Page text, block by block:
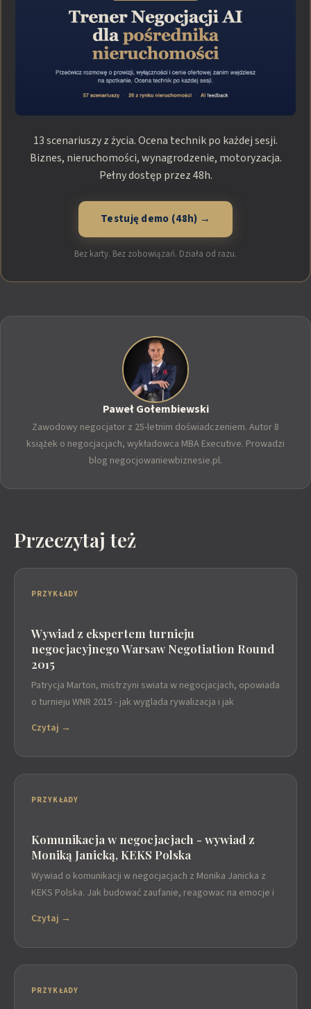
13 scenariuszy z życia. Ocena technik po każdej sesji.
Biznes, nieruchomości, wynagrodzenie, motoryzacja.
Pełny dostęp przez 48h.
Testuję demo (48h) →
Bez karty. Bez zobowiązań. Działa od razu.
Paweł Gołembiewski
Zawodowy negocjator z 25-letnim doświadczeniem. Autor 8
książek o negocjacjach, wykładowca MBA Executive. Prowadzi
blog negocjowaniewbiznesie.pl.
Przeczytaj też
PRZYKŁADY
Wywiad z ekspertem turnieju
negocjacyjnego Warsaw Negotiation Round
2015
Patrycja Marton, mistrzyni swiata w negocjacjach, opowiada
o turnieju WNR 2015 - jak wyglada rywalizacja i jak
Czytaj →
PRZYKŁADY
Komunikacja w negocjacjach - wywiad z
Moniką Janicką, KEKS Polska
Wywiad o komunikacji w negocjacjach z Monika Janicka z
KEKS Polska. Jak budować zaufanie, reagowac na emocje i
Czytaj →
PRZYKŁADY